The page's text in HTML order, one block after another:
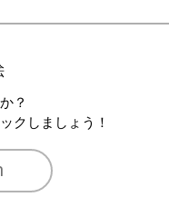
？
クしましょう！